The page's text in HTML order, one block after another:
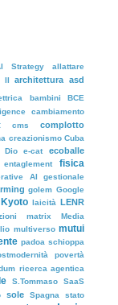
Strategy
allattare
II architettura asd
bambini
BCE
cambiamento
cms complotto
creazionismo Cuba
Dio e-cat
ecoballe
entaglement
fisica
AI gestionale
golem Google
Kyoto laicità LENR
matrix
Media
multiverso mutui
padoa schioppa
povertà
ricerca agentica
S.Tommaso SaaS
sole Spagna
stato